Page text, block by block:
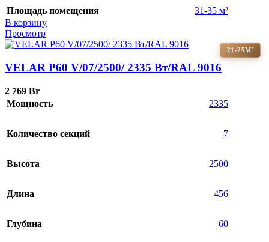
Площадь помещения
31-35 м²
В корзину
Просмотр
21-25М²
VELAR P60 V/07/2500/ 2335 Bт/RAL 9016
2 769 Br
Мощность
2335
Количество секций 7
Высота 2500
Длина 456
Глубина 60